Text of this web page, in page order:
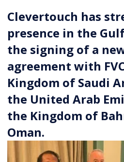
Clevertouch has
presence in the
the signing of a
agreement with
Kingdom of Saudi
the United Arab
the Kingdom of
Oman.